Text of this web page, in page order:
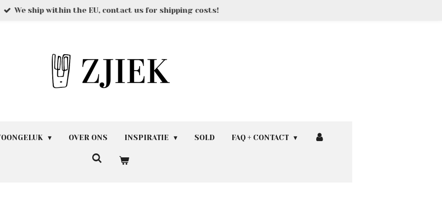
We ship within the EU, contact us for shipping costs!
OVER ONS INSPIRATIE SOLD FAQ + CONTACT